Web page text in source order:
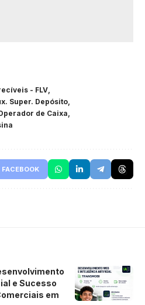
- FLV
Super. Depósito
de Caixa
FACEBOOK
e Sucesso
em